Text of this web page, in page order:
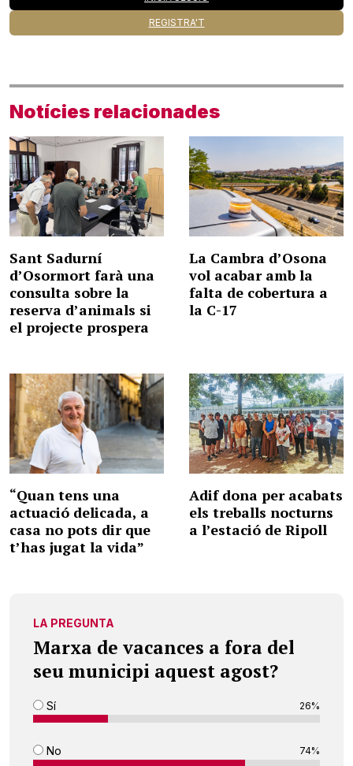
REGISTRA'T
Notícies relacionades
Sant Sadurní
d’Osormort farà una
consulta sobre la
reserva d’animals si
el projecte prospera
La Cambra d’Osona
vol acabar amb la
falta de cobertura a
la C-17
“Quan tens una
actuació delicada, a
casa no pots dir que
t’has jugat la vida”
Adif dona per acabats
els treballs nocturns
a l’estació de Ripoll
LA PREGUNTA
Marxa de vacances a fora del
seu municipi aquest agost?
Sí 26%
No 74%